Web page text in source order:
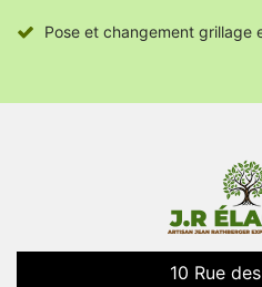
Pose et changement grillage
10 Rue